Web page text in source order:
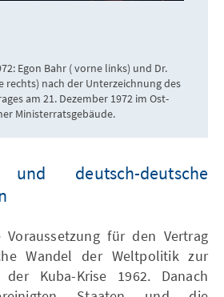
Egon Bahr ( vorne links) und Dr.
rechts) nach der Unterzeichnung des
am 21. Dezember 1972 im Ost-
Ministerratsgebäude.
und deutsch-deutsche
Voraussetzung für den Vertrag
Wandel der Weltpolitik zur
Kuba-Krise 1962. Danach